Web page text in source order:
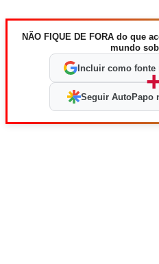
NÃO FIQUE DE FORA do que
mundo
Incluir como
Seguir AutoPapo